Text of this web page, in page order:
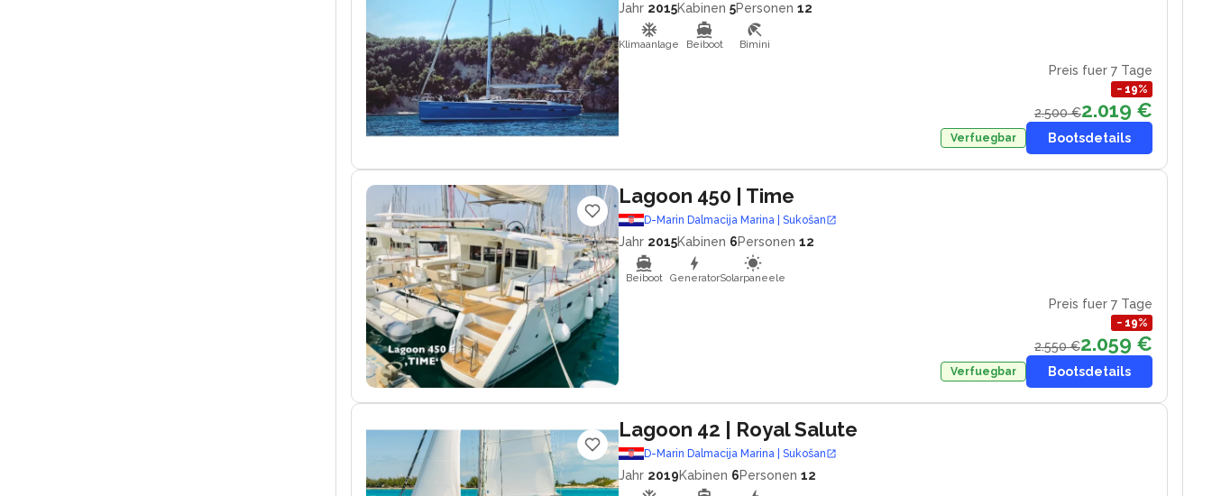
Jahr 2015Kabinen 5Personen 12
Klimaanlage Beiboot Bimini
Preis fuer 7 Tage
− 19%
2.500 €2.019 €
Verfuegbar Bootsdetails
Lagoon 450 | Time
D-Marin Dalmacija Marina | Sukošan
Jahr 2015Kabinen 6Personen 12
Beiboot GeneratorSolarpaneele
Preis fuer 7 Tage
− 19%
2.550 €2.059 €
Verfuegbar Bootsdetails
Lagoon 42 | Royal Salute
D-Marin Dalmacija Marina | Sukošan
Jahr 2019Kabinen 6Personen 12